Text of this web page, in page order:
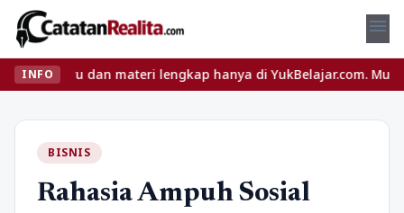
menu
INFO
dan materi lengkap hanya di YukBelajar.com. Mulai
BISNIS
Rahasia Ampuh Sosial